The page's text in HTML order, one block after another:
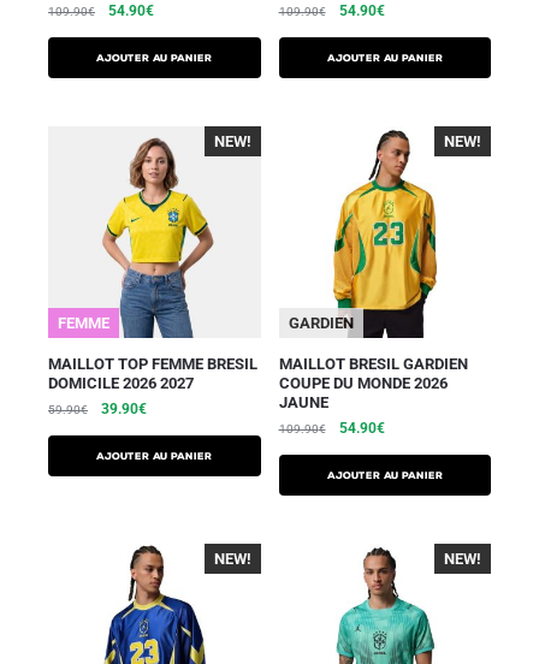
109.90€ 54.90€
AJOUTER AU PANIER
109.90€ 54.90€
AJOUTER AU PANIER
-40%
FEMME
NEW!
MAILLOT TOP FEMME BRESIL
DOMICILE 2026 2027
59.90€ 39.90€
AJOUTER AU PANIER
-40%
GARDIEN
NEW!
MAILLOT BRESIL GARDIEN
COUPE DU MONDE 2026
JAUNE
109.90€ 54.90€
AJOUTER AU PANIER
-40%
NEW! -40%
NEW!